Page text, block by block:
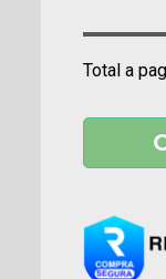
Total a